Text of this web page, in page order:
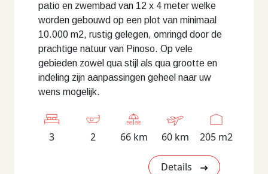
patio en zwembad van 12 x 4 meter welke
worden gebouwd op een plot van minimaal
10.000 m2, rustig gelegen, omringd door de
prachtige natuur van Pinoso. Op vele
gebieden zowel qua stijl als qua grootte en
indeling zijn aanpassingen geheel naar uw
wens mogelijk.
3 2 66 km 60 km 205 m2
Details